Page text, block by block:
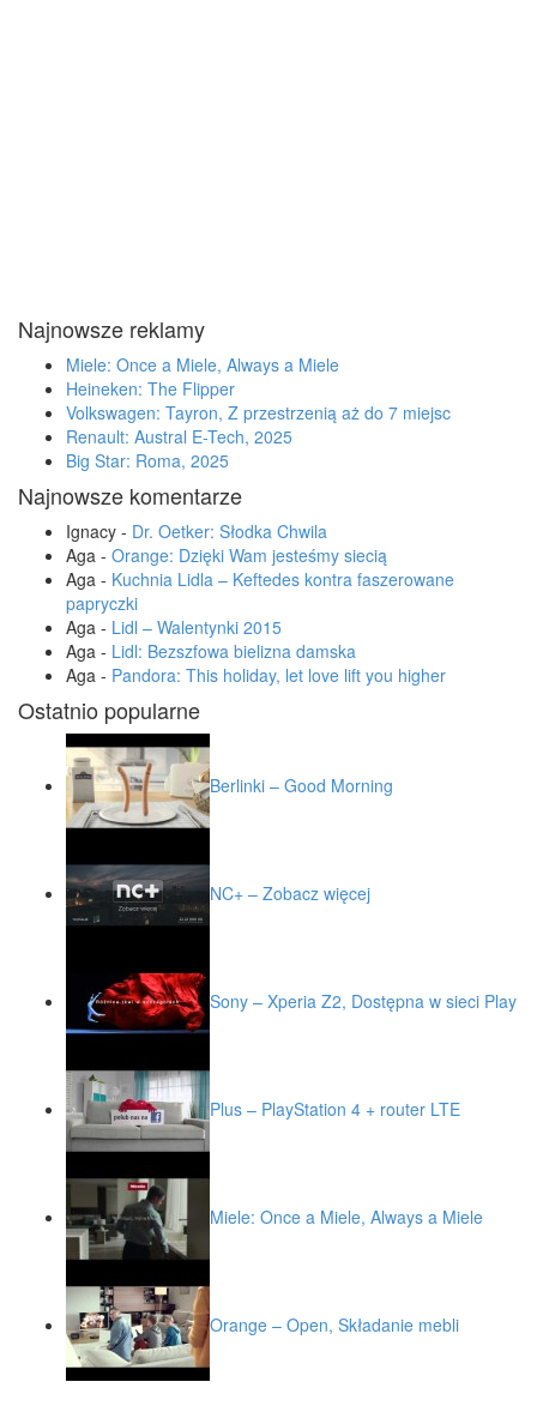
Najnowsze reklamy
Miele: Once a Miele, Always a Miele
Heineken: The Flipper
Volkswagen: Tayron, Z przestrzenią aż do 7 miejsc
Renault: Austral E-Tech, 2025
Big Star: Roma, 2025
Najnowsze komentarze
Ignacy - Dr. Oetker: Słodka Chwila
Aga - Orange: Dzięki Wam jesteśmy siecią
Aga - Kuchnia Lidla – Keftedes kontra faszerowane
papryczki
Aga - Lidl – Walentynki 2015
Aga - Lidl: Bezszfowa bielizna damska
Aga - Pandora: This holiday, let love lift you higher
Ostatnio popularne
Berlinki – Good Morning
NC+ – Zobacz więcej
Sony – Xperia Z2, Dostępna w sieci Play
Plus – PlayStation 4 + router LTE
Miele: Once a Miele, Always a Miele
Orange – Open, Składanie mebli